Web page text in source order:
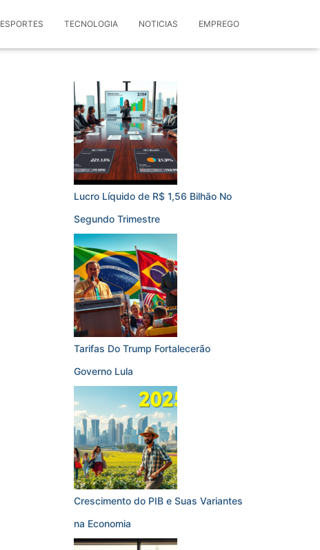
ESPORTES TECNOLOGIA NOTICIAS EMPREGO
Lucro Líquido de R$ 1,56 Bilhão No
Segundo Trimestre
Tarifas Do Trump Fortalecerão
Governo Lula
Crescimento do PIB e Suas Variantes
na Economia